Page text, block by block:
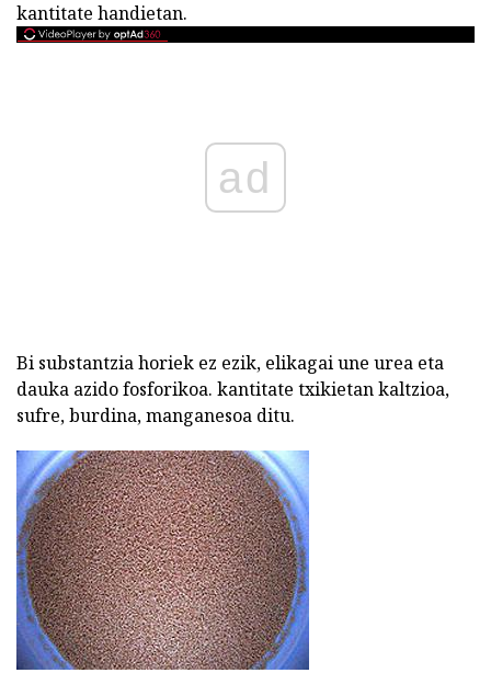
kantitate handietan.
ad
Bi substantzia horiek ez ezik, elikagai une urea eta
dauka azido fosforikoa. kantitate txikietan kaltzioa,
sufre, burdina, manganesoa ditu.